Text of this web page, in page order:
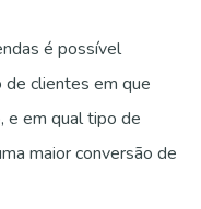
é possível
clientes em que
e em qual tipo de
maior conversão de